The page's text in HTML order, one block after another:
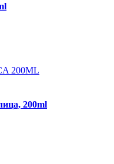
200ml